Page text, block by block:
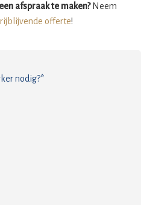
afspraak te maken?Neem
offerte!
nodig?*